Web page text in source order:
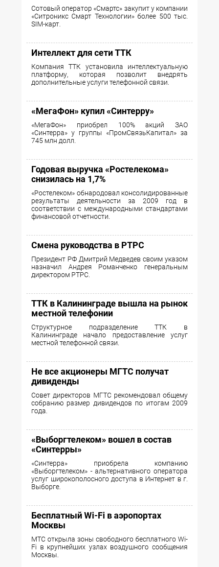
Сотовый оператор «Смартс» закупит у компании
«Ситроникс Смарт Технологии» более 500 тыс.
SIM-карт.
Интеллект для сети ТТК
Компания ТТК установила интеллектуальную
платформу, которая позволит внедрять
дополнительные услуги телефонной связи.
«МегаФон» купил «Синтерру»
«МегаФон» приобрел 100% акций ЗАО
«Синтерра» у группы «ПромСвязьКапитал» за
745 млн долл.
Годовая выручка «Ростелекома»
снизилась на 1,7%
«Ростелеком» обнародовал консолидированные
результаты деятельности за 2009 год в
соответствии с международными стандартами
финансовой отчетности.
Смена руководства в РТРС
Президент РФ Дмитрий Медведев своим указом
назначил Андрея Романченко генеральным
директором РТРС.
ТТК в Калининграде вышла на рынок
местной телефонии
Структурное подразделение ТТК в
Калининграде начало предоставление услуг
местной телефонной связи.
Не все акционеры МГТС получат
дивиденды
Совет директоров МГТС рекомендовал общему
собранию размер дивидендов по итогам 2009
года.
«Выборгтелеком» вошел в состав
«Синтерры»
«Синтерра» приобрела компанию
«Выборгтелеком» - альтернативного оператора
услуг широкополосного доступа в Интернет в г.
Выборге.
Бесплатный Wi-Fi в аэропортах
Москвы
МТС открыла зоны свободного бесплатного Wi-
Fi в крупнейших узлах воздушного сообщения
Москвы.